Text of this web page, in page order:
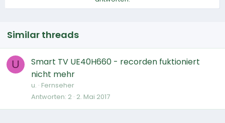
Similar threads
U
Smart TV UE40H660 - recorden fuktioniert
nicht mehr
u. Fernseher
Antworten 2 2. Mai 2017